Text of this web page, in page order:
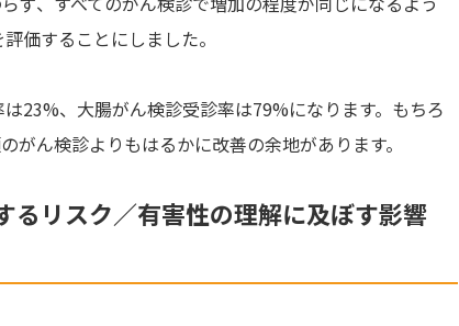
価することにしました。
23%、大腸がん検診受診率は79%になります。もちろ
ん検診よりもはるかに改善の余地があります。
るリスク／有害性の理解に及ぼす影響